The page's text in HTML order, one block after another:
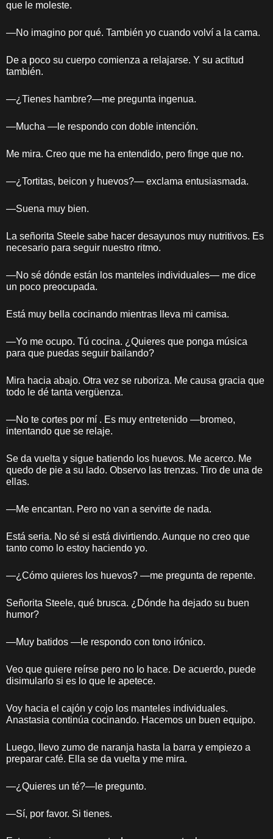
que le moleste.
—No imagino por qué. También yo cuando volví a la cama.
De a poco su cuerpo comienza a relajarse. Y su actitud
también.
—¿Tienes hambre?—me pregunta ingenua.
—Mucha —le respondo con doble intención.
Me mira. Creo que me ha entendido, pero finge que no.
—¿Tortitas, beicon y huevos?— exclama entusiasmada.
—Suena muy bien.
La señorita Steele sabe hacer desayunos muy nutritivos. Es
necesario para seguir nuestro ritmo.
—No sé dónde están los manteles individuales— me dice
un poco preocupada.
Está muy bella cocinando mientras lleva mi camisa.
—Yo me ocupo. Tú cocina. ¿Quieres que ponga música
para que puedas seguir bailando?
Mira hacia abajo. Otra vez se ruboriza. Me causa gracia que
todo le dé tanta vergüenza.
—No te cortes por mí . Es muy entretenido —bromeo,
intentando que se relaje.
Se da vuelta y sigue batiendo los huevos. Me acerco. Me
quedo de pie a su lado. Observo las trenzas. Tiro de una de
ellas.
—Me encantan. Pero no van a servirte de nada.
Está seria. No sé si está divirtiendo. Aunque no creo que
tanto como lo estoy haciendo yo.
—¿Cómo quieres los huevos? —me pregunta de repente.
Señorita Steele, qué brusca. ¿Dónde ha dejado su buen
humor?
—Muy batidos —le respondo con tono irónico.
Veo que quiere reírse pero no lo hace. De acuerdo, puede
disimularlo si es lo que le apetece.
Voy hacia el cajón y cojo los manteles individuales.
Anastasia continúa cocinando. Hacemos un buen equipo.
Luego, llevo zumo de naranja hasta la barra y empiezo a
preparar café. Ella se da vuelta y me mira.
—¿Quieres un té?—le pregunto.
—Sí, por favor. Si tienes.